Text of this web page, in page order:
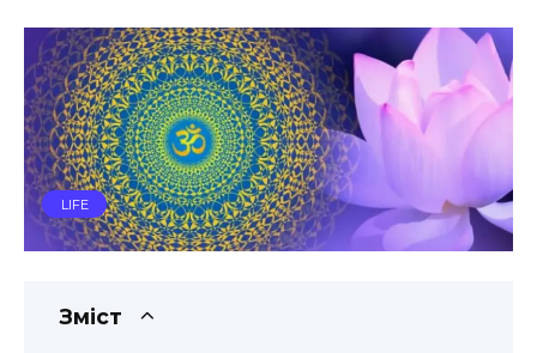
LIFE
Зміст